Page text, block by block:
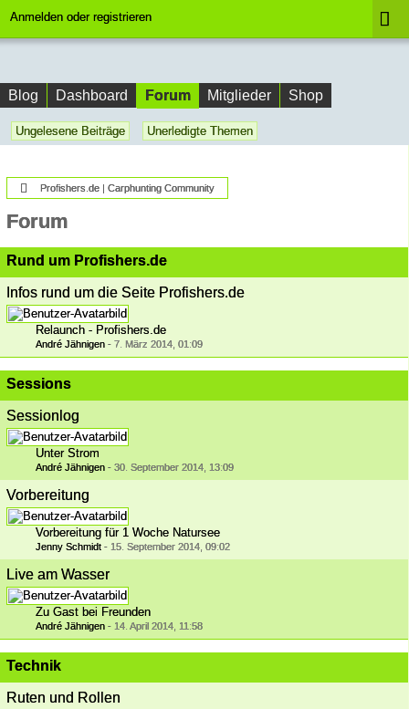
Anmelden oder registrieren
Blog Dashboard Forum Mitglieder Shop
Ungelesene Beiträge Unerledigte Themen
Profishers.de | Carphunting Community
Forum
Rund um Profishers.de
Infos rund um die Seite Profishers.de
Relaunch - Profishers.de
André Jähnigen - 7. März 2014, 01:09
Sessions
Sessionlog
Unter Strom
André Jähnigen - 30. September 2014, 13:09
Vorbereitung
Vorbereitung für 1 Woche Natursee
Jenny Schmidt - 15. September 2014, 09:02
Live am Wasser
Zu Gast bei Freunden
André Jähnigen - 14. April 2014, 11:58
Technik
Ruten und Rollen